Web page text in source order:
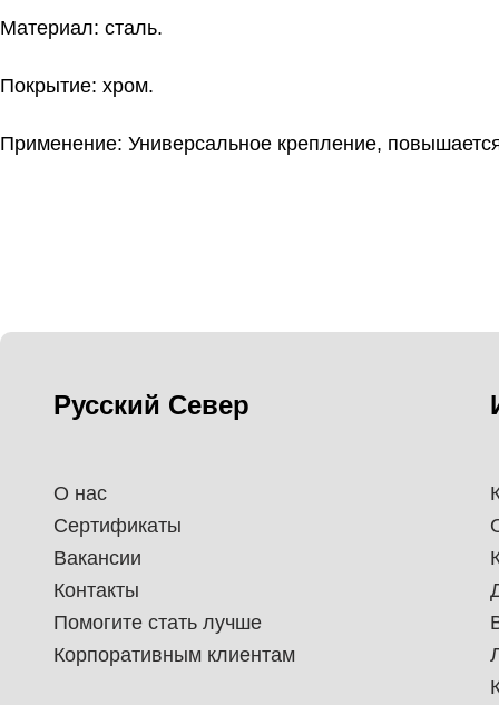
Материал: сталь.
Покрытие: хром.
Применение: Универсальное крепление,
Русский Север
О нас
Сертификаты
Вакансии
Контакты
Помогите стать лучше
Корпоративным клиентам